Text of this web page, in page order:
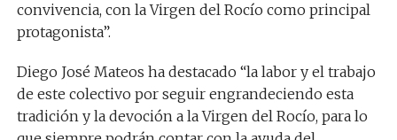
convivencia, con la Virgen del Rocío como principal
protagonista”.
Diego José Mateos ha destacado “la labor y el trabajo
de este colectivo por seguir engrandeciendo esta
tradición y la devoción a la Virgen del Rocío, para lo